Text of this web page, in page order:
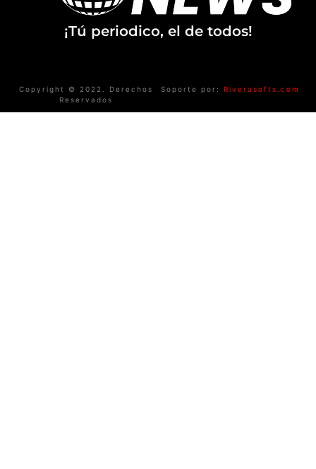
¡Tú periodico, el de todos!
Copyright © 2022. Derechos
Reservados
Soporte por: Riverasofts.com